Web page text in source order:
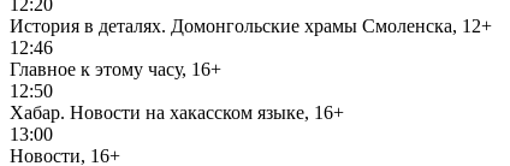
12:20
История в деталях. Домонгольские храмы Смоленска, 12+
12:46
Главное к этому часу, 16+
12:50
Хабар. Новости на хакасском языке, 16+
13:00
Новости, 16+